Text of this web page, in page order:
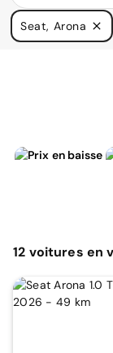
Nous avons de
Seat, Arona
12 voitures en